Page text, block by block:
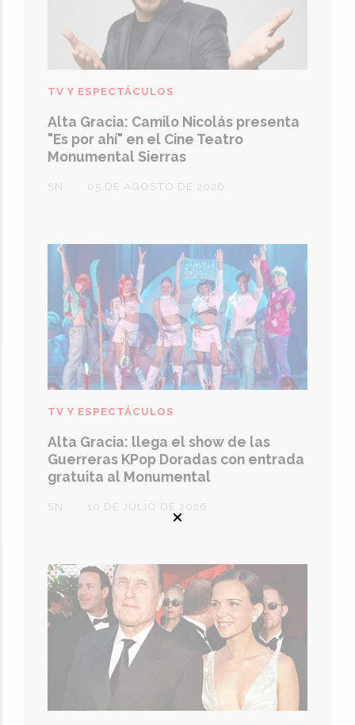
Alta Gracia: Camilo Nicolás presenta
"Es por ahí" en el Cine Teatro
Monumental Sierras
SN
TV Y ESPECTÁCULOS
05 DE AGOSTO DE 2026
Alta Gracia: llega el show de las
Guerreras KPop Doradas con entrada
gratuita al Monumental
SN
TV Y ESPECTÁCULOS
10 DE JULIO DE 2026